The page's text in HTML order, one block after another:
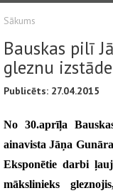
Sākums
Bauskas pilī
gleznu
Publicēts: 27.04.2015
No 30.aprīļa
ainavista Jāņa
Eksponētie darbi
mākslinieks